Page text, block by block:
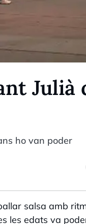
Julià
ho van poder
salsa amb
les edats va